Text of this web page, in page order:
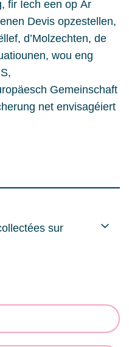
fir Iech een op Är
Devis opzestellen,
d’Molzechten, de
wou eng
Gemeinschaft
net envisagéiert
sur